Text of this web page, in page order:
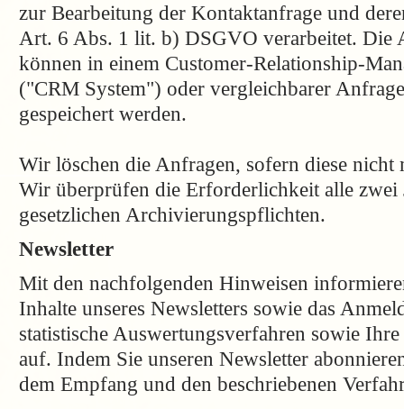
zur Bearbeitung der Kontaktanfrage und
Art. 6 Abs. 1 lit. b) DSGVO verarbeitet. Die
können in einem Customer-Relationship-
("CRM System") oder vergleichbarer
gespeichert werden.
Wir löschen die Anfragen, sofern diese
Wir überprüfen die Erforderlichkeit alle zwei
gesetzlichen Archivierungspflichten.
Newsletter
Mit den nachfolgenden Hinweisen
Inhalte unseres Newsletters sowie das
statistische Auswertungsverfahren sowie
auf. Indem Sie unseren Newsletter
dem Empfang und den beschriebenen